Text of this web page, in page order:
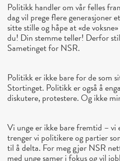
Politikk handler om vår felles
dag vil prege flere generasjoner
sitte stille og håpe at «de
du! Din stemme teller! Derfor
Sametinget for NSR.
Politikk er ikke bare for de som
Stortinget. Politikk er også å
diskutere, protestere. Og ikke
Vi unge er ikke bare fremtid – vi
trenger vi politikere og partier
til å delta. For meg gjør NSR
med unge samer i fokus og vil